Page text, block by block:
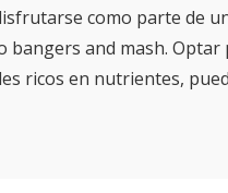
como parte de
bangers and mash.
ricos en nutrientes,